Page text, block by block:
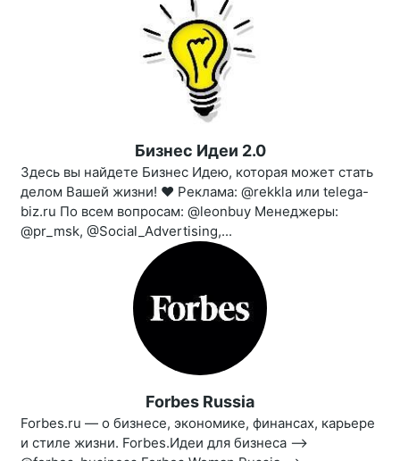
Бизнес Идеи 2.0
Здесь вы найдете Бизнес Идею, которая может стать
делом Вашей жизни! ❤️ Реклама: @rekkla или telega-
biz.ru По всем вопросам: @leonbuy Менеджеры:
@pr_msk, @Social_Advertising,...
Forbes Russia
Forbes.ru — о бизнесе, экономике, финансах, карьере
и стиле жизни. Forbes.Идеи для бизнеса —>